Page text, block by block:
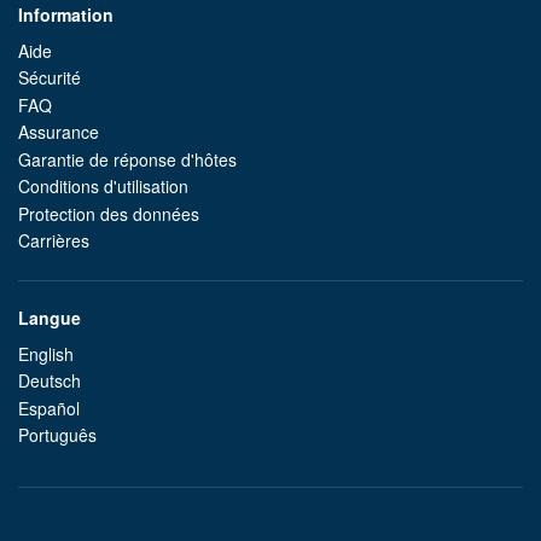
Information
Aide
Sécurité
FAQ
Assurance
Garantie de réponse d'hôtes
Conditions d'utilisation
Protection des données
Carrières
Langue
English
Deutsch
Español
Português